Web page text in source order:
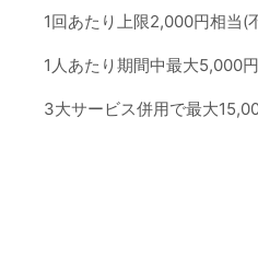
1回あたり上限2,000円相当(
1人あたり期間中最大5,000
3大サービス併用で最大